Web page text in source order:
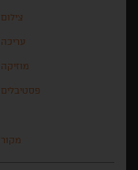
צילום
עריכה
מוזיקה
פסטיבלים
מקור